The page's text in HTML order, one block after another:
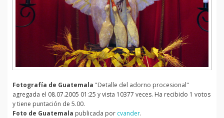
Fotografía de Guatemala "Detalle del adorno procesional"
agregada el 08.07.2005 01:25 y vista 10377 veces. Ha recibido 1 votos
y tiene puntación de 5.00.
Foto de Guatemala publicada por cvander.